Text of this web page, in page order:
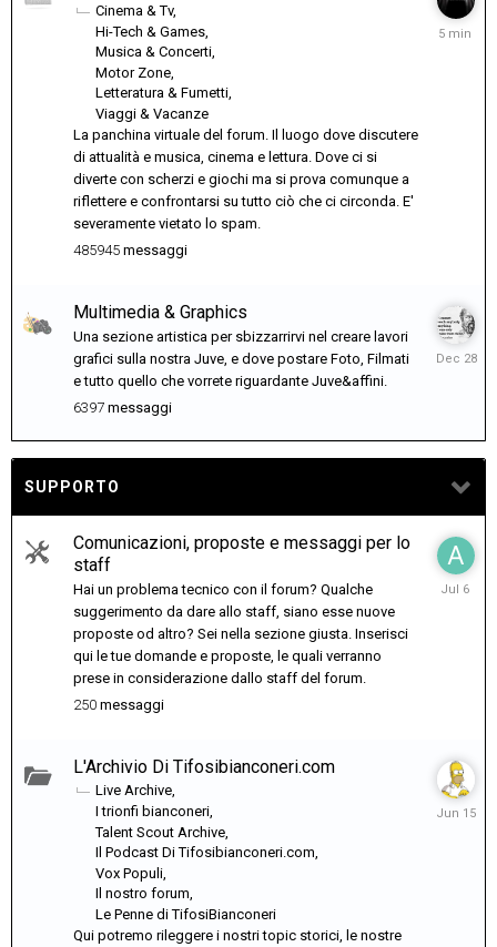
Cinema & Tv
Hi-Tech & Games
Musica & Concerti
Motor Zone
Letteratura & Fumetti
Viaggi & Vacanze
La panchina virtuale del forum. Il luogo dove discutere
di attualità e musica, cinema e lettura. Dove ci si
diverte con scherzi e giochi ma si prova comunque a
riflettere e confrontarsi su tutto ciò che ci circonda. E'
severamente vietato lo spam.
485945 messaggi
5
Multimedia & Graphics
Una sezione artistica per sbizzarrirvi nel creare lavori
grafici sulla nostra Juve, e dove postare Foto, Filmati
e tutto quello che vorrete riguardante Juve&affini.
6397 messaggi
SUPPORTO
Comunicazioni, proposte e messaggi per lo
staff
Hai un problema tecnico con il forum? Qualche
suggerimento da dare allo staff, siano esse nuove
proposte od altro? Sei nella sezione giusta. Inserisci
qui le tue domande e proposte, le quali verranno
prese in considerazione dallo staff del forum.
250 messaggi
July
L'Archivio Di Tifosibianconeri.com
Live Archive
I trionfi bianconeri
Talent Scout Archive
Il Podcast Di Tifosibianconeri.com
Vox Populi
Il nostro forum
Le Penne di TifosiBianconeri
Qui potremo rileggere i nostri topic storici, le nostre
June